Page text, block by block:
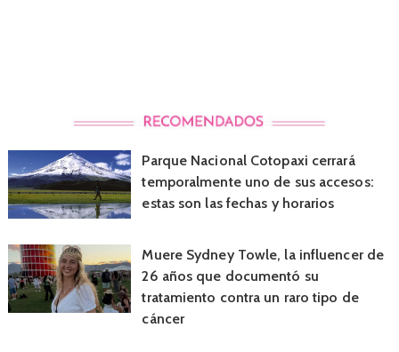
Parque Nacional Cotopaxi cerrará
temporalmente uno de sus accesos:
estas son las fechas y horarios
Muere Sydney Towle, la influencer de
26 años que documentó su
tratamiento contra un raro tipo de
cáncer